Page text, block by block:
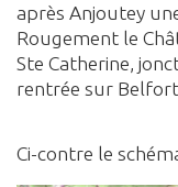
après Anjoutey
Rougement le
Ste Catherine,
rentrée sur
Ci-contre le